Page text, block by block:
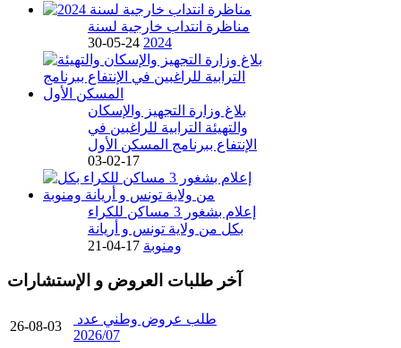
مناظرة انتداب خارجية لسنة
2024
24-05-30
بلاغ وزارة التجهيز والإسكان
والتهيئة الترابية للراغبين في
الإنتفاع ببرنامج المسكن الأول
17-02-03
إعلام بشغور 3 مساكن للكراء
بكل من ولاية تونس و أريانة
ومنوبة 17-04-21
آخر طلبات العروض و الإستشارات
26-08-03
2026/07